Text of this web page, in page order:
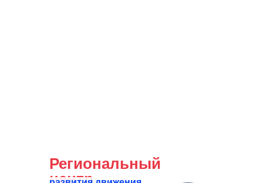
Региональный
центр